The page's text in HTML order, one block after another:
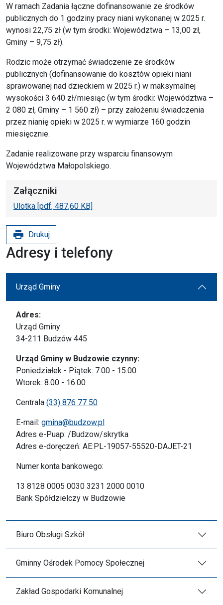
W ramach Zadania łączne dofinansowanie ze środków
publicznych do 1 godziny pracy niani wykonanej w 2025 r.
wynosi 22,75 zł (w tym środki: Województwa – 13,00 zł,
Gminy – 9,75 zł).
Rodzic może otrzymać świadczenie ze środków
publicznych (dofinansowanie do kosztów opieki niani
sprawowanej nad dzieckiem w 2025 r.) w maksymalnej
wysokości 3 640 zł/miesiąc (w tym środki: Województwa –
2 080 zł, Gminy – 1 560 zł) – przy założeniu świadczenia
przez nianię opieki w 2025 r. w wymiarze 160 godzin
miesięcznie.
Zadanie realizowane przy wsparciu finansowym
Województwa Małopolskiego.
Załączniki
Ulotka [pdf, 487,60 KB]
print Drukuj
Adresy i telefony
Urząd Gminy
Adres:
Urząd Gminy
34-211 Budzów 445
Urząd Gminy w Budzowie czynny:
Poniedziałek - Piątek: 7.00 - 15.00
Wtorek: 8.00 - 16.00
Centrala (33) 876 77 50
E-mail: gmina@budzow.pl
Adres e-Puap: /Budzow/skrytka
Adres e-doręczeń: AE:PL-19057-55520-DAJET-21
Numer konta bankowego:
13 8128 0005 0030 3231 2000 0010
Bank Spółdzielczy w Budzowie
Biuro Obsługi Szkół
Gminny Ośrodek Pomocy Społecznej
Zakład Gospodarki Komunalnej